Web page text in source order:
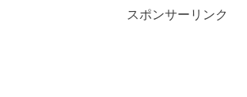
スポンサーリンク